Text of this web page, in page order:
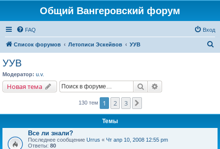
Общий Вангеровский форум
FAQ Вход
Список форумов Летописи Эскейвов УУВ
УУВ
Модератор: u.v.
Новая тема Поиск
130 тем 1 2 3
Темы
Все ли знали?
Последнее сообщение Urrus « Чт апр 10, 2008 12:55 pm
Ответы: 80